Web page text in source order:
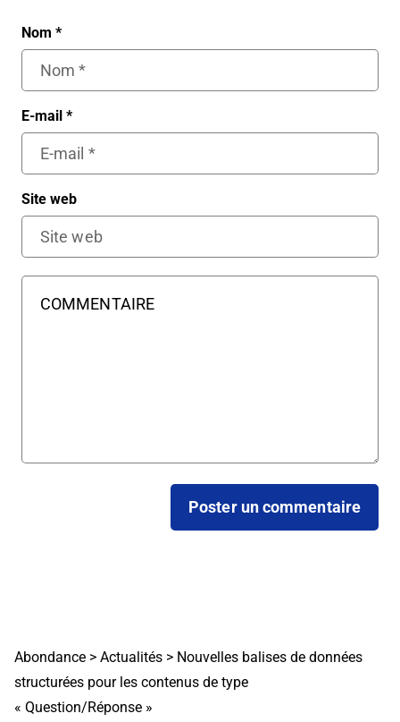
Nom *
E-mail *
Site web
Abondance > Actualités > Nouvelles balises de données
structurées pour les contenus de type
« Question/Réponse »